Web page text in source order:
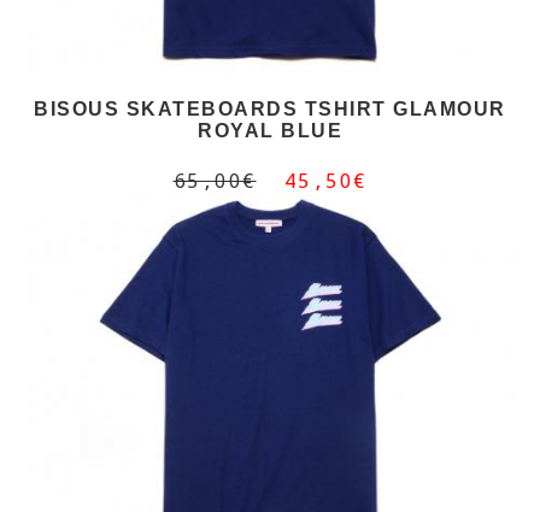
BISOUS SKATEBOARDS TSHIRT GLAMOUR
ROYAL BLUE
65,00€ 45,50€